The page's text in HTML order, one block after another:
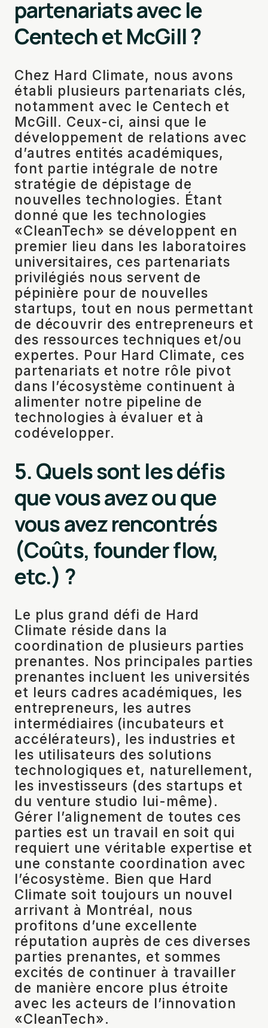
partenariats avec le
Centech et McGill ?
Chez Hard Climate, nous avons
établi plusieurs partenariats clés,
notamment avec le Centech et
McGill. Ceux-ci, ainsi que le
développement de relations avec
d’autres entités académiques,
font partie intégrale de notre
stratégie de dépistage de
nouvelles technologies. Étant
donné que les technologies
«CleanTech» se développent en
premier lieu dans les laboratoires
universitaires, ces partenariats
privilégiés nous servent de
pépinière pour de nouvelles
startups, tout en nous permettant
de découvrir des entrepreneurs et
des ressources techniques et/ou
expertes. Pour Hard Climate, ces
partenariats et notre rôle pivot
dans l’écosystème continuent à
alimenter notre pipeline de
technologies à évaluer et à
codévelopper.
5. Quels sont les défis
que vous avez ou que
vous avez rencontrés
(Coûts, founder flow,
etc.) ?
Le plus grand défi de Hard
Climate réside dans la
coordination de plusieurs parties
prenantes. Nos principales parties
prenantes incluent les universités
et leurs cadres académiques, les
entrepreneurs, les autres
intermédiaires (incubateurs et
accélérateurs), les industries et
les utilisateurs des solutions
technologiques et, naturellement,
les investisseurs (des startups et
du venture studio lui-même).
Gérer l’alignement de toutes ces
parties est un travail en soit qui
requiert une véritable expertise et
une constante coordination avec
l’écosystème. Bien que Hard
Climate soit toujours un nouvel
arrivant à Montréal, nous
profitons d’une excellente
réputation auprès de ces diverses
parties prenantes, et sommes
excités de continuer à travailler
de manière encore plus étroite
avec les acteurs de l’innovation
«CleanTech».